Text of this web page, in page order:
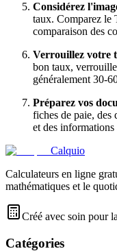
Considérez
taux. Comparez le
comparaison des
Verrouillez votre
bon taux,
généralement 30-
Préparez vos
fiches de paie, des
et des
Calquio
Calculateurs en ligne
mathématiques et le
Créé avec soin pour
Catégories